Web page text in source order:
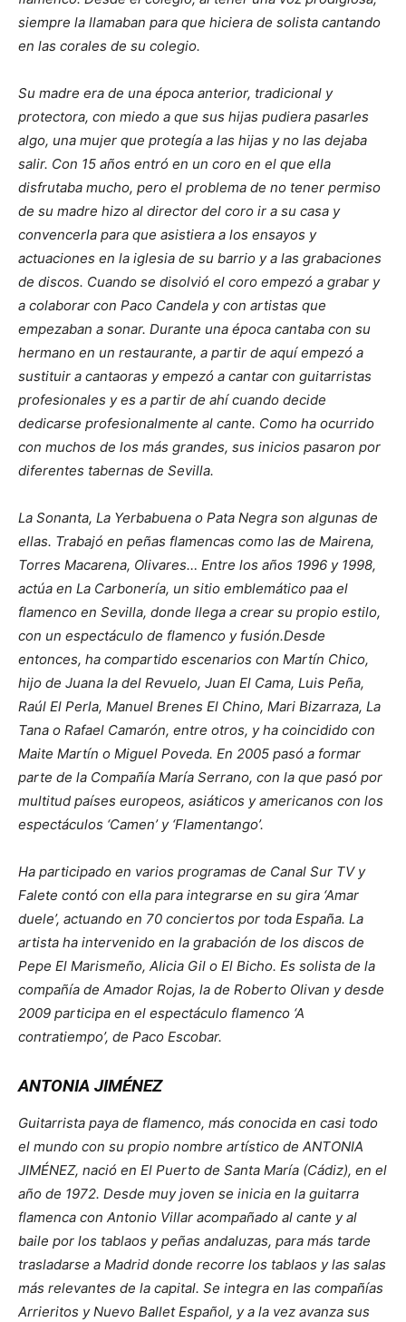
siempre la llamaban para que hiciera de solista cantando
en las corales de su colegio.
Su madre era de una época anterior, tradicional y
protectora, con miedo a que sus hijas pudiera pasarles
algo, una mujer que protegía a las hijas y no las dejaba
salir. Con 15 años entró en un coro en el que ella
disfrutaba mucho, pero el problema de no tener permiso
de su madre hizo al director del coro ir a su casa y
convencerla para que asistiera a los ensayos y
actuaciones en la iglesia de su barrio y a las grabaciones
de discos. Cuando se disolvió el coro empezó a grabar y
a colaborar con Paco Candela y con artistas que
empezaban a sonar. Durante una época cantaba con su
hermano en un restaurante, a partir de aquí empezó a
sustituir a cantaoras y empezó a cantar con guitarristas
profesionales y es a partir de ahí cuando decide
dedicarse profesionalmente al cante. Como ha ocurrido
con muchos de los más grandes, sus inicios pasaron por
diferentes tabernas de Sevilla.
La Sonanta, La Yerbabuena o Pata Negra son algunas de
ellas. Trabajó en peñas flamencas como las de Mairena,
Torres Macarena, Olivares… Entre los años 1996 y 1998,
actúa en La Carbonería, un sitio emblemático paa el
flamenco en Sevilla, donde llega a crear su propio estilo,
con un espectáculo de flamenco y fusión.Desde
entonces, ha compartido escenarios con Martín Chico,
hijo de Juana la del Revuelo, Juan El Cama, Luis Peña,
Raúl El Perla, Manuel Brenes El Chino, Mari Bizarraza, La
Tana o Rafael Camarón, entre otros, y ha coincidido con
Maite Martín o Miguel Poveda. En 2005 pasó a formar
parte de la Compañía María Serrano, con la que pasó por
multitud países europeos, asiáticos y americanos con los
espectáculos ‘Camen’ y ‘Flamentango’.
Ha participado en varios programas de Canal Sur TV y
Falete contó con ella para integrarse en su gira ‘Amar
duele’, actuando en 70 conciertos por toda España. La
artista ha intervenido en la grabación de los discos de
Pepe El Marismeño, Alicia Gil o El Bicho. Es solista de la
compañía de Amador Rojas, la de Roberto Olivan y desde
2009 participa en el espectáculo flamenco ‘A
contratiempo’, de Paco Escobar.
ANTONIA JIMÉNEZ
Guitarrista paya de flamenco, más conocida en casi todo
el mundo con su propio nombre artístico de ANTONIA
JIMÉNEZ, nació en El Puerto de Santa María (Cádiz), en el
año de 1972. Desde muy joven se inicia en la guitarra
flamenca con Antonio Villar acompañado al cante y al
baile por los tablaos y peñas andaluzas, para más tarde
trasladarse a Madrid donde recorre los tablaos y las salas
más relevantes de la capital. Se integra en las compañías
Arrieritos y Nuevo Ballet Español, y a la vez avanza sus